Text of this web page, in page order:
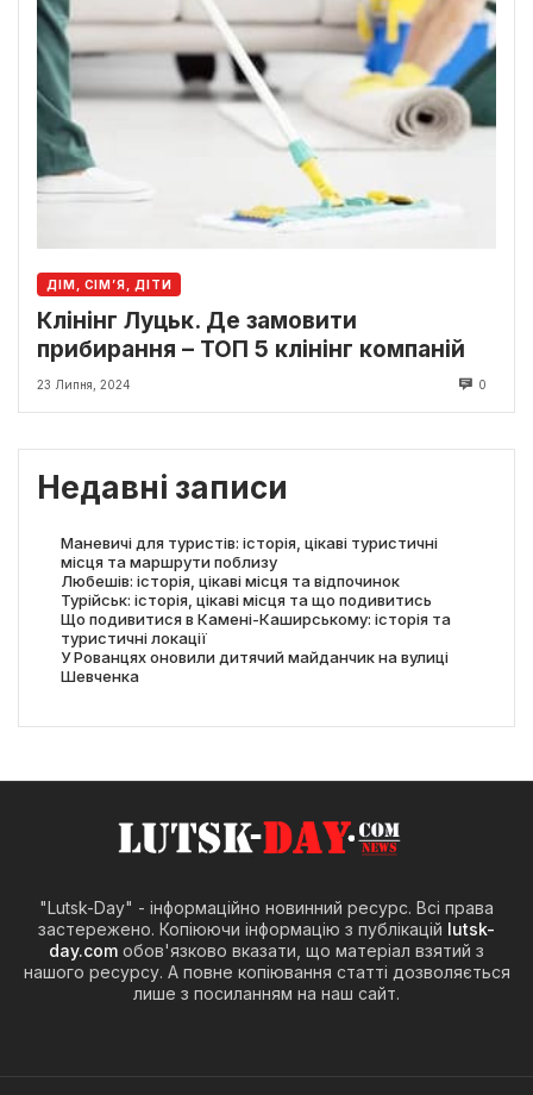
ДІМ, СІМ’Я, ДІТИ
Клінінг Луцьк. Де замовити
прибирання – ТОП 5 клінінг компаній
23 Липня, 2024 0
Недавні записи
Маневичі для туристів: історія, цікаві туристичні
місця та маршрути поблизу
Любешів: історія, цікаві місця та відпочинок
Турійськ: історія, цікаві місця та що подивитись
Що подивитися в Камені-Каширському: історія та
туристичні локації
У Рованцях оновили дитячий майданчик на вулиці
Шевченка
"Lutsk-Day" - інформаційно новинний ресурс. Всі права
застережено. Копіюючи інформацію з публікацій lutsk-
day.com обов'язково вказати, що матеріал взятий з
нашого ресурсу. А повне копіювання статті дозволяється
лише з посиланням на наш сайт.